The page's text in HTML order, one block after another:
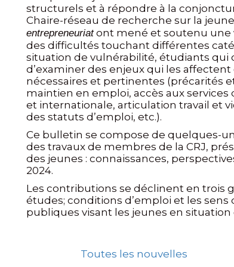
structurels et à répondre à la
Chaire-réseau de recherche sur la
entrepreneuriatont mené et soutenu une
des difficultés touchant différentes
situation de vulnérabilité, étudiants
d’examiner des enjeux qui les
nécessaires et pertinentes (précarités
maintien en emploi, accès aux
et internationale, articulation travail et
des statuts d’emploi, etc.).
Ce bulletin se compose de quelques-
des travaux de membres de la CRJ,
des jeunes : connaissances,
2024.
Les contributions se déclinent en trois
études; conditions d’emploi et les
publiques visant les jeunes en situation
Toutes les nouvelles